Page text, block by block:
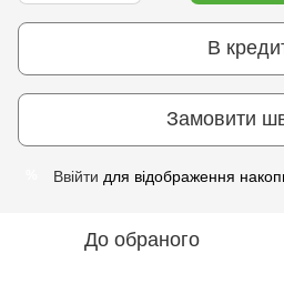
В
Замовити
Ввійти для відображення
До обраного